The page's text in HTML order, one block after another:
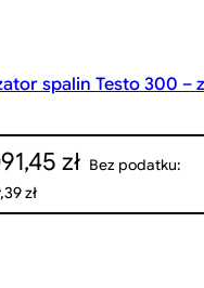
spalin Testo 300 –
zł Bez podatku:
zł